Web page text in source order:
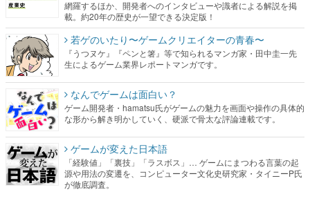
網羅するほか、開発者へのインタビューや識者による解説を掲
載。約20年の歴史が一望できる決定版！
若ゲのいたり〜ゲームクリエイターの青春〜
『うつヌケ』『ペンと箸』等で知られるマンガ家・田中圭一先
生によるゲーム業界レポートマンガです。
なんでゲームは面白い？
ゲーム開発者・hamatsu氏がゲームの魅力を画面や操作の具体的
な形から解き明かしていく、硬派で骨太な評論連載です。
ゲームが変えた日本語
「経験値」「裏技」「ラスボス」… ゲームにまつわる言葉の起
源や用法の変遷を、コンピューター文化史研究家・タイニーP氏
が徹底調査。